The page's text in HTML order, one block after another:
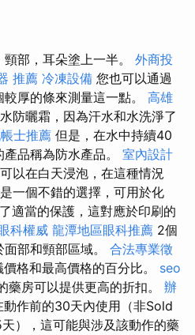
部，耳朵塗上一半。 外商投
推薦 冷凍設備 您也可以通過
厚的條來測量這一點。 高雄
防曬霜，因為汗水和水洗淨了
士推薦 但是，在水中持續40
品稱為防水產品。 室內設計
以在白天浸泡，在這種情況
一個不錯的選擇，可用於化
適當的保護，這對應於印刷的
科權威 龍潭地區眼科推薦 2個
部和頸部區域。 合法專業徵
格和最高價格的百分比。 seo
藥房可以提供更高的折扣。 辦
動作前的30天內使用（非Sold
），這可能與涉及該動作的藥